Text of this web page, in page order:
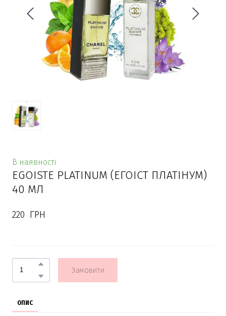
В наявності
EGOISTE PLATINUM (ЕГОІСТ ПЛАТІНУМ)
40 МЛ
220  ГРН
Замовити
ОПИС